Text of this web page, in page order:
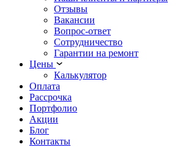
Отзывы
Вакансии
Вопрос-ответ
Сотрудничество
Гарантии на ремонт
Цены
Калькулятор
Оплата
Рассрочка
Портфолио
Акции
Блог
Контакты